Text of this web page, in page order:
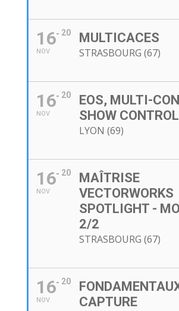
16
NOV
20 MULTICACES
STRASBOURG (67)
16
NOV
20
EOS, MULTI-
SHOW CONTROL
LYON (69)
16
NOV
20
MAÎTRISE
VECTORWORKS
SPOTLIGHT -
2/2
STRASBOURG (67)
16
NOV
20
CAPTURE